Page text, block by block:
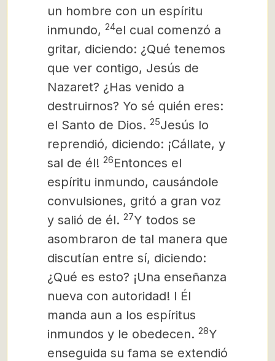
un hombre con un espíritu
inmundo, 24el cual comenzó a
gritar, diciendo: ¿Qué tenemos
que ver contigo, Jesús de
Nazaret? ¿Has venido a
destruirnos? Yo sé quién eres:
el Santo de Dios. 25Jesús lo
reprendió, diciendo: ¡Cállate, y
sal de él! 26Entonces el
espíritu inmundo, causándole
convulsiones, gritó a gran voz
y salió de él. 27Y todos se
asombraron de tal manera que
discutían entre sí, diciendo:
¿Qué es esto? ¡Una enseñanza
nueva con autoridad! l Él
manda aun a los espíritus
inmundos y le obedecen. 28Y
enseguida su fama se extendió